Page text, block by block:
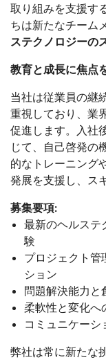
取り組みを支援す
ちは新たなチーム
ステクノロジーの
教育と成長に焦点
当社は従業員の継
重視しており、業
促進します。入社
じて、自己啓発の
的なトレーニング
発展を支援し、ス
募集要項:
最新のヘルステ
験
プロジェクト管
ション
問題解決能力と
柔軟性と変化へ
コミュニケーシ
弊社は常に新たな